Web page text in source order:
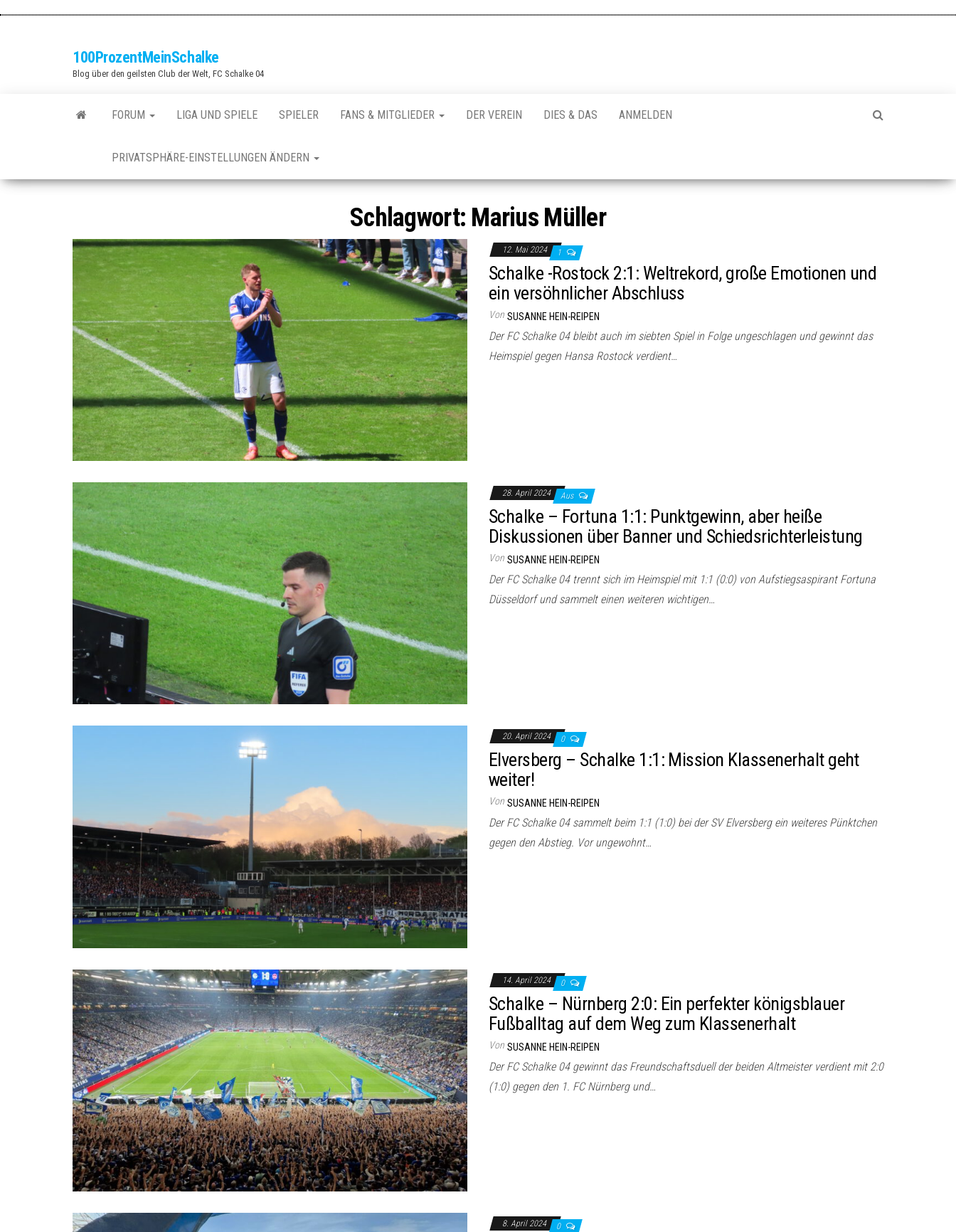
100ProzentMeinSchalke
Blog über den geilsten Club der Welt, FC Schalke 04
FORUM LIGA UND SPIELE SPIELER FANS & MITGLIEDER DER VEREIN DIES & DAS ANMELDEN
PRIVATSPHÄRE-EINSTELLUNGEN ÄNDERN
Schlagwort: Marius Müller
12. Mai 2024 1
Schalke -Rostock 2:1: Weltrekord, große Emotionen und
ein versöhnlicher Abschluss
Von SUSANNE HEIN-REIPEN
Der FC Schalke 04 bleibt auch im siebten Spiel in Folge ungeschlagen und gewinnt das
Heimspiel gegen Hansa Rostock verdient…
28. April 2024 Aus
Schalke – Fortuna 1:1: Punktgewinn, aber heiße
Diskussionen über Banner und Schiedsrichterleistung
Von SUSANNE HEIN-REIPEN
Der FC Schalke 04 trennt sich im Heimspiel mit 1:1 (0:0) von Aufstiegsaspirant Fortuna
Düsseldorf und sammelt einen weiteren wichtigen…
20. April 2024 0
Elversberg – Schalke 1:1: Mission Klassenerhalt geht
weiter!
Von SUSANNE HEIN-REIPEN
Der FC Schalke 04 sammelt beim 1:1 (1:0) bei der SV Elversberg ein weiteres Pünktchen
gegen den Abstieg. Vor ungewohnt…
14. April 2024 0
Schalke – Nürnberg 2:0: Ein perfekter königsblauer
Fußballtag auf dem Weg zum Klassenerhalt
Von SUSANNE HEIN-REIPEN
Der FC Schalke 04 gewinnt das Freundschaftsduell der beiden Altmeister verdient mit 2:0
(1:0) gegen den 1. FC Nürnberg und…
8. April 2024 0